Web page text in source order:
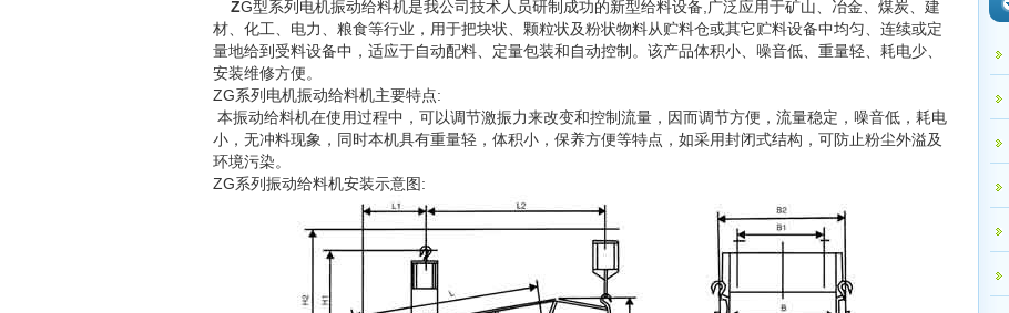
ZG型系列电机振动给料机是我公司技术人员研制成功的新型给料设备,广泛应用于矿山、冶金、煤炭、建
材、化工、电力、粮食等行业，用于把块状、颗粒状及粉状物料从贮料仓或其它贮料设备中均匀、连续或定
量地给到受料设备中，适应于自动配料、定量包装和自动控制。该产品体积小、噪音低、重量轻、耗电少、
安装维修方便。
ZG系列电机振动给料机主要特点:
本振动给料机在使用过程中，可以调节激振力来改变和控制流量，因而调节方便，流量稳定，噪音低，耗电
小，无冲料现象，同时本机具有重量轻，体积小，保养方便等特点，如采用封闭式结构，可防止粉尘外溢及
环境污染。
ZG系列振动给料机安装示意图: